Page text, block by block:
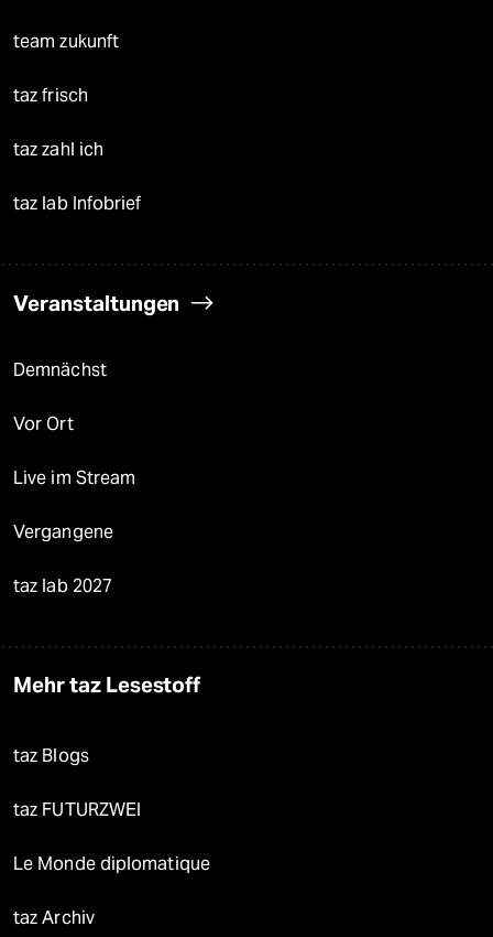
team zukunft
taz frisch
taz zahl ich
taz lab Infobrief
Veranstaltungen
Demnächst
Vor Ort
Live im Stream
Vergangene
taz lab 2027
Mehr taz Lesestoff
taz Blogs
taz FUTURZWEI
Le Monde diplomatique
taz Archiv